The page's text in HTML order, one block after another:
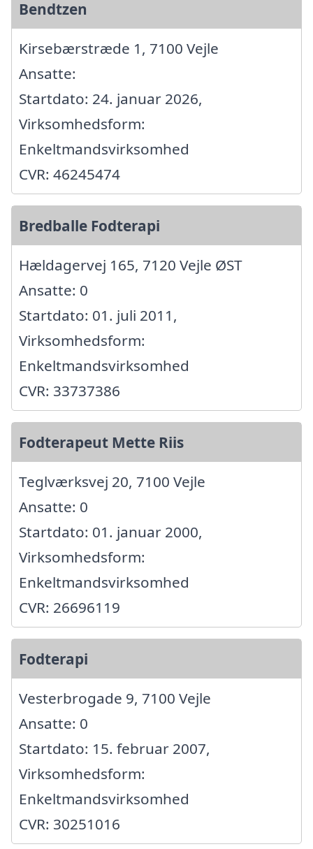
Bendtzen
Kirsebærstræde 1, 7100 Vejle
Ansatte:
Startdato: 24. januar 2026,
Virksomhedsform:
Enkeltmandsvirksomhed
CVR: 46245474
Bredballe Fodterapi
Hældagervej 165, 7120 Vejle ØST
Ansatte: 0
Startdato: 01. juli 2011,
Virksomhedsform:
Enkeltmandsvirksomhed
CVR: 33737386
Fodterapeut Mette Riis
Teglværksvej 20, 7100 Vejle
Ansatte: 0
Startdato: 01. januar 2000,
Virksomhedsform:
Enkeltmandsvirksomhed
CVR: 26696119
Fodterapi
Vesterbrogade 9, 7100 Vejle
Ansatte: 0
Startdato: 15. februar 2007,
Virksomhedsform:
Enkeltmandsvirksomhed
CVR: 30251016